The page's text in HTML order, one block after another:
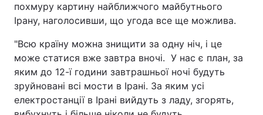
похмуру картину найближчого майбутнього
Ірану, наголосивши, що угода все ще можлива.
"Всю країну можна знищити за одну ніч, і це
може статися вже завтра вночі. У нас є план, за
яким до 12-ї години завтрашньої ночі будуть
зруйновані всі мости в Ірані. За яким усі
електростанції в Ірані вийдуть з ладу, згорять,